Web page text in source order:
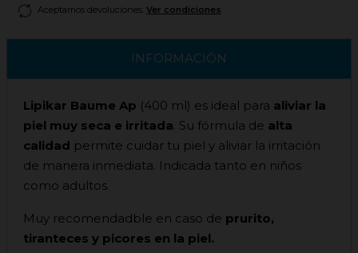
Aceptamos devoluciones. Ver condiciones
INFORMACIÓN
Lipikar Baume Ap (400 ml) es ideal para aliviar la
piel muy seca e irritada. Su fórmula de alta
calidad permite cuidar tu piel y aliviar la irritación
de manera inmediata. Indicada tanto en niños
como adultos.
Muy recomendadble en caso de prurito,
tiranteces y picores en la piel.